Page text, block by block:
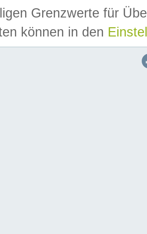
Grenzwerte für
können in den